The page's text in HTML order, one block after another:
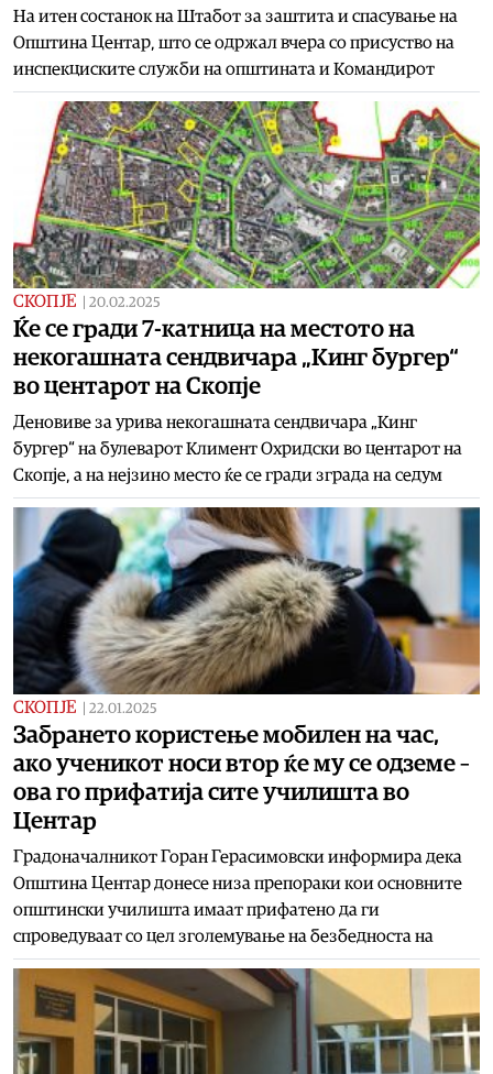
На итен состанок на Штабот за заштита и спасување на
Општина Центар, што се одржал вчера со присуство на
инспекциските служби на општината и Командирот
СКОПЈЕ 20.02.2025
Ќе се гради 7-катница на местото на
некогашната сендвичара „Кинг бургер“
во центарот на Скопје
Деновиве за урива некогашната сендвичара „Кинг
бургер“ на булеварот Климент Охридски во центарот на
Скопје, а на нејзино место ќе се гради зграда на седум
СКОПЈЕ 22.01.2025
Забрането користење мобилен на час,
ако ученикот носи втор ќе му се одземе –
ова го прифатија сите училишта во
Центар
Градоначалникот Горан Герасимовски информира дека
Општина Центар донесе низа препораки кои основните
општински училишта имаат прифатено да ги
спроведуваат со цел зголемување на безбедноста на